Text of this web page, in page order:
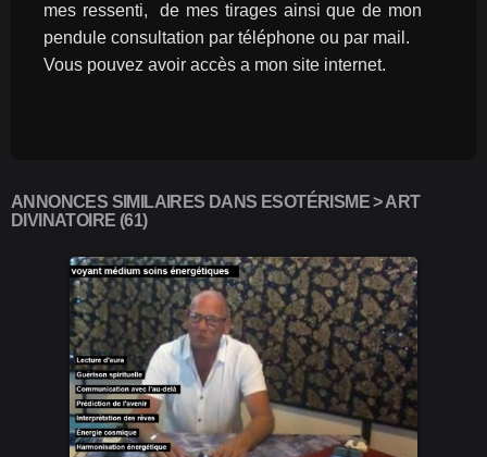
mes ressenti,  de mes tirages ainsi que de mon
pendule consultation par téléphone ou par mail.
Vous pouvez avoir accès a mon site internet.
ANNONCES SIMILAIRES DANS ESOTÉRISME > ART
DIVINATOIRE (61)